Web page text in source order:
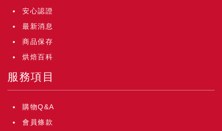
安心認證
最新消息
商品保存
烘焙百科
服務項目
購物Q&A
會員條款